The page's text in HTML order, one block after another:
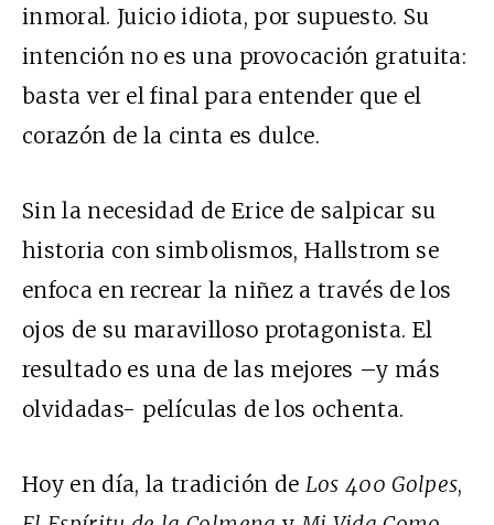
inmoral. Juicio idiota, por supuesto. Su
intención no es una provocación gratuita:
basta ver el final para entender que el
corazón de la cinta es dulce.
Sin la necesidad de Erice de salpicar su
historia con simbolismos, Hallstrom se
enfoca en recrear la niñez a través de los
ojos de su maravilloso protagonista. El
resultado es una de las mejores –y más
olvidadas- películas de los ochenta.
Hoy en día, la tradición de Los 400 Golpes,